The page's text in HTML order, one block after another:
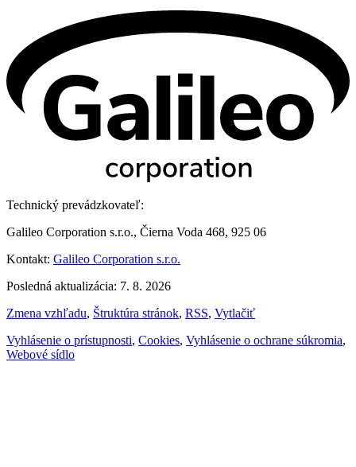
Technický prevádzkovateľ:
Galileo Corporation s.r.o., Čierna Voda 468, 925 06
Kontakt: Galileo Corporation s.r.o.
Posledná aktualizácia: 7. 8. 2026
Zmena vzhľadu, Štruktúra stránok, RSS, Vytlačiť
Vyhlásenie o prístupnosti, Cookies, Vyhlásenie o ochrane súkromia,
Webové sídlo